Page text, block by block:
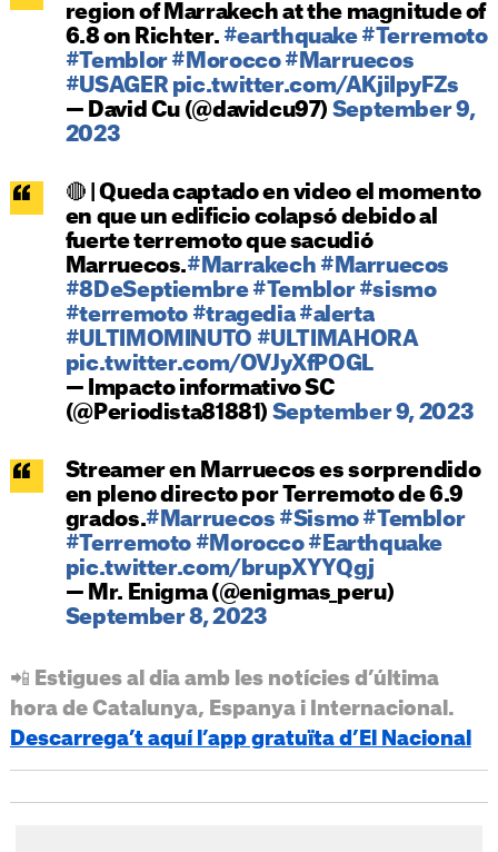
region of Marrakech at the magnitude of
6.8 on Richter. #earthquake #Terremoto
#Temblor #Morocco #Marruecos
#USAGER pic.twitter.com/AKjiIpyFZs
— David Cu (@davidcu97) September 9,
2023
🔴 | Queda captado en video el momento
en que un edificio colapsó debido al
fuerte terremoto que sacudió
Marruecos.#Marrakech #Marruecos
#8DeSeptiembre #Temblor #sismo
#terremoto #tragedia #alerta
#ULTIMOMINUTO #ULTIMAHORA
pic.twitter.com/OVJyXfPOGL
— Impacto informativo SC
(@Periodista81881) September 9, 2023
Streamer en Marruecos es sorprendido
en pleno directo por Terremoto de 6.9
grados.#Marruecos #Sismo #Temblor
#Terremoto #Morocco #Earthquake
pic.twitter.com/brupXYYQgj
— Mr. Enigma (@enigmas_peru)
September 8, 2023
📲 Estigues al dia amb les notícies d’última
hora de Catalunya, Espanya i Internacional.
Descarrega’t aquí l’app gratuïta d’El Nacional